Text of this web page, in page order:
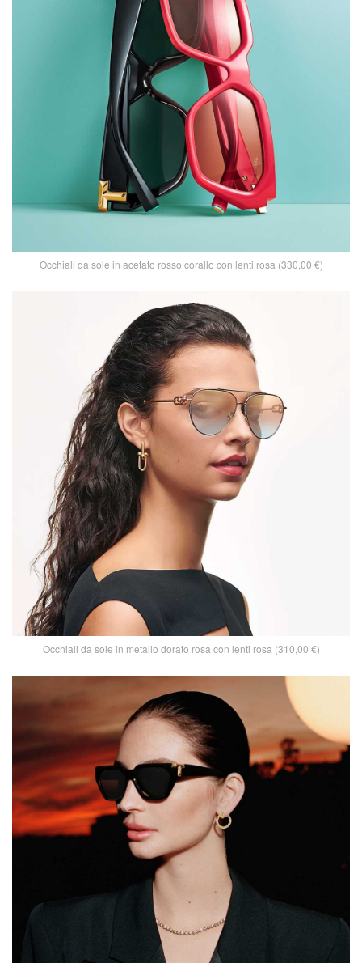
Occhiali da sole in acetato rosso corallo con lenti rosa (330,00 €)
Occhiali da sole in metallo dorato rosa con lenti rosa (310,00 €)